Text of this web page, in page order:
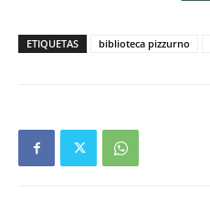
ETIQUETAS biblioteca pizzurno